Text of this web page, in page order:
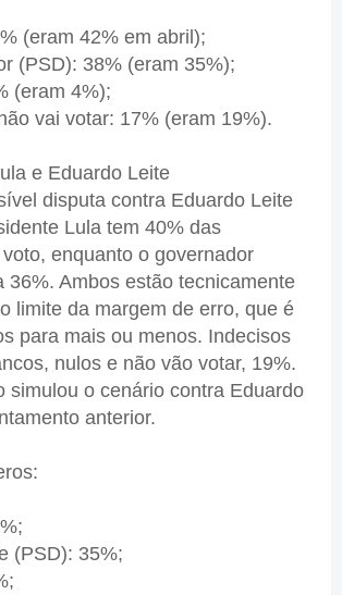
(eram 42% em abril);
(PSD): 38% (eram 35%);
(eram 4%);
vai votar: 17% (eram 19%).
e Eduardo Leite
disputa contra Eduardo Leite
Lula tem 40% das
enquanto o governador
36%. Ambos estão tecnicamente
limite da margem de erro, que é
para mais ou menos. Indecisos
nulos e não vão votar, 19%.
simulou o cenário contra Eduardo
anterior.
(PSD): 35%;